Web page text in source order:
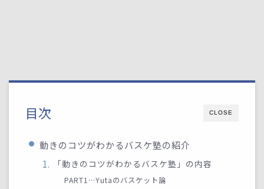
CLOSE
目次
動きのコツがわかるバスケ塾の紹介
「動きのコツがわかるバスケ塾」の内容
PART1…Yutaのバスケット論